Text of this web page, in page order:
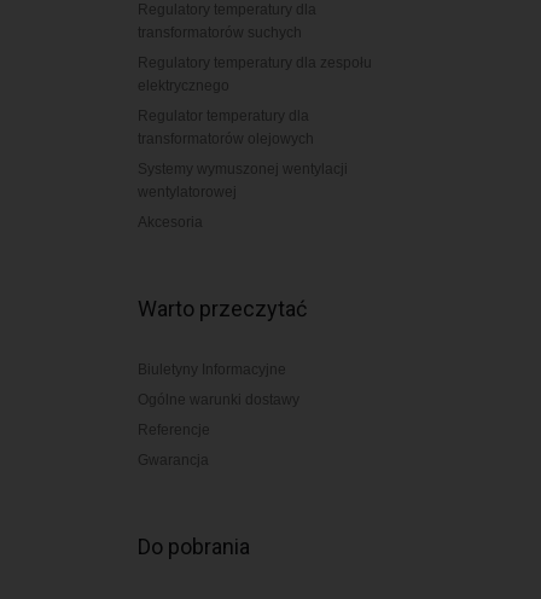
Regulatory temperatury dla
transformatorów suchych
Regulatory temperatury dla zespołu
elektrycznego
Regulator temperatury dla
transformatorów olejowych
Systemy wymuszonej wentylacji
wentylatorowej
Akcesoria
Warto przeczytać
Biuletyny Informacyjne
Ogólne warunki dostawy
Referencje
Gwarancja
Do pobrania